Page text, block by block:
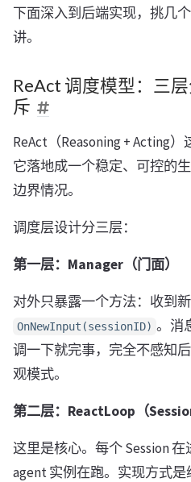
下面深入到后端实现，挑几
讲。
ReAct 调度模型：三
斥
ReAct（Reasoning + Acting
它落地成一个稳定、可控的
边界情况。
调度层设计分三层：
第一层：Manager（门面）
对外只暴露一个方法：收到
OnNewInput(sessionID) 。消
调一下就完事，完全不感知
观模式。
第二层：ReactLoop（
这里是核心。每个 Session
agent 实例在跑。实现方式是